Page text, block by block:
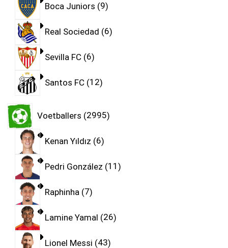
Boca Juniors 9
Real Sociedad 6
Sevilla FC 6
Santos FC 12
Voetballers 2995
Kenan Yıldız 6
Pedri González 11
Raphinha 7
Lamine Yamal 26
Lionel Messi 43